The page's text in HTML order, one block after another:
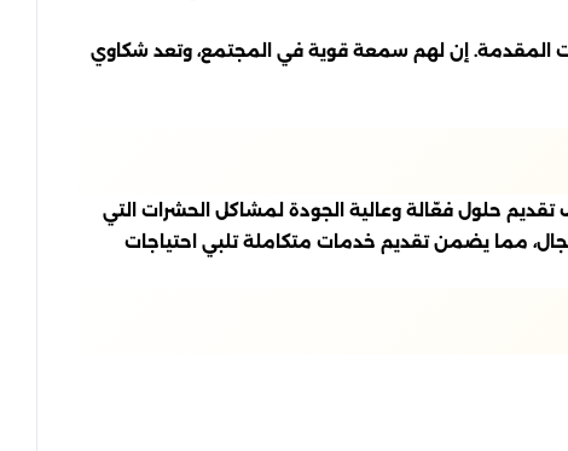
المقدمة. إن لهم سمعة قوية في المجتمع، وتعد شكاوي
حلول فعّالة وعالية الجودة لمشاكل الحشرات التي
مما يضمن تقديم خدمات متكاملة تلبي احتياجات